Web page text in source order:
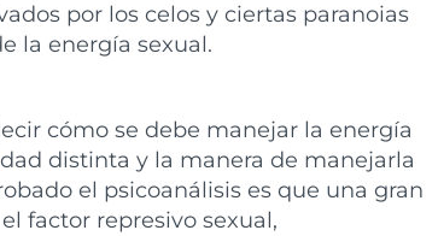
por los celos y ciertas paranoias
la energía sexual.
cómo se debe manejar la energía
distinta y la manera de manejarla
el psicoanálisis es que una gran
factor represivo sexual,